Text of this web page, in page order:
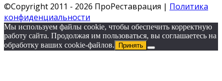
©Copyright 2011 - 2026 ПроРеставрация | Политика
конфиденциальности
Мы используем файлы cookie, чтобы обеспечить корректную
работу сайта. Продолжая им пользоваться, вы соглашаетесь на
обработку ваших cookie‑файлов.
Принять